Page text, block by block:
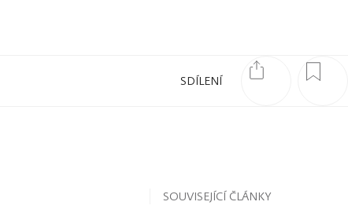
SDÍLENÍ
SOUVISEJÍCÍ ČLÁNKY